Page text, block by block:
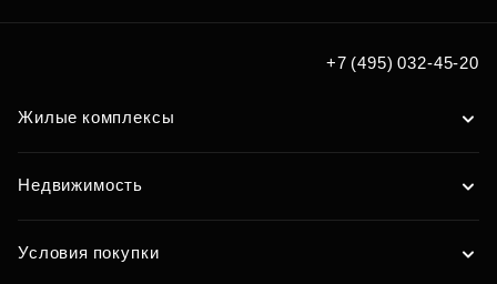
+7 (495) 032-45-20
Жилые комплексы
Недвижимость
Условия покупки